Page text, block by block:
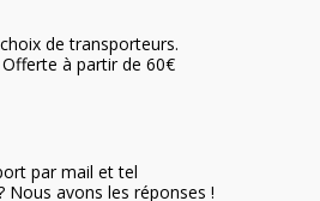
de transporteurs.
à partir de 60€
par mail et tel
Nous avons les réponses !